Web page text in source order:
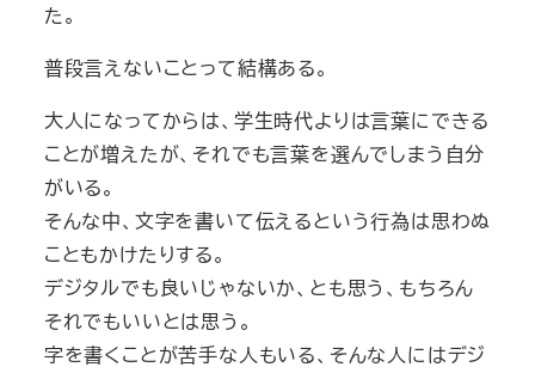
た。
普段言えないことって結構ある。
大人になってからは、学生時代よりは言葉にできる
ことが増えたが、それでも言葉を選んでしまう自分
がいる。
そんな中、文字を書いて伝えるという行為は思わぬ
こともかけたりする。
デジタルでも良いじゃないか、とも思う、もちろん
それでもいいとは思う。
字を書くことが苦手な人もいる、そんな人にはデジ